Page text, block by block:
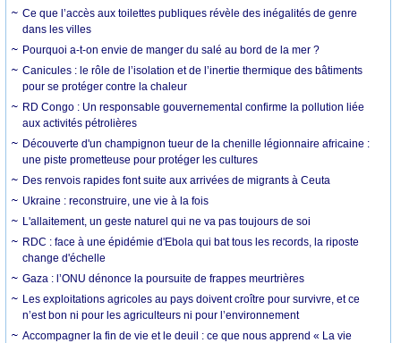
Ce que l’accès aux toilettes publiques révèle des inégalités de genre
dans les villes
Pourquoi a-t-on envie de manger du salé au bord de la mer ?
Canicules : le rôle de l’isolation et de l’inertie thermique des bâtiments
pour se protéger contre la chaleur
RD Congo : Un responsable gouvernemental confirme la pollution liée
aux activités pétrolières
Découverte d'un champignon tueur de la chenille légionnaire africaine :
une piste prometteuse pour protéger les cultures
Des renvois rapides font suite aux arrivées de migrants à Ceuta
Ukraine : reconstruire, une vie à la fois
L'allaitement, un geste naturel qui ne va pas toujours de soi
RDC : face à une épidémie d'Ebola qui bat tous les records, la riposte
change d'échelle
Gaza : l’ONU dénonce la poursuite de frappes meurtrières
Les exploitations agricoles au pays doivent croître pour survivre, et ce
n’est bon ni pour les agriculteurs ni pour l’environnement
Accompagner la fin de vie et le deuil : ce que nous apprend « La vie